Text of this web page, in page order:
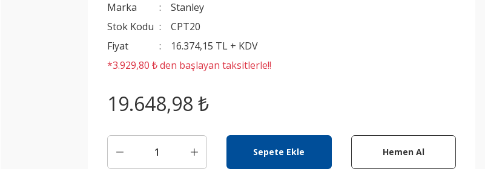
Marka
Stanley
Stok Kodu
CPT20
Fiyat
16.374,15 TL + KDV
*3.929,80 ₺ den başlayan taksitlerle!!
19.648,98 ₺
Sepete Ekle Hemen Al